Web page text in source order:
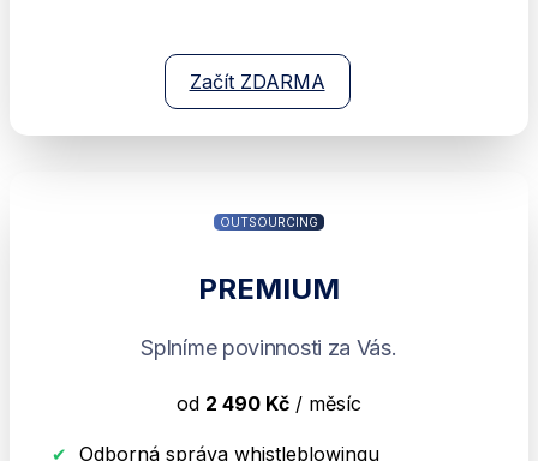
Začít ZDARMA
OUTSOURCING
PREMIUM
Splníme povinnosti za Vás.
od 2 490 Kč / měsíc
Odborná správa whistleblowingu